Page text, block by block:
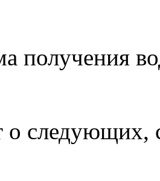
получения
о следующих,